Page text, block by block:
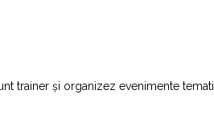
trainer și organizez evenimente